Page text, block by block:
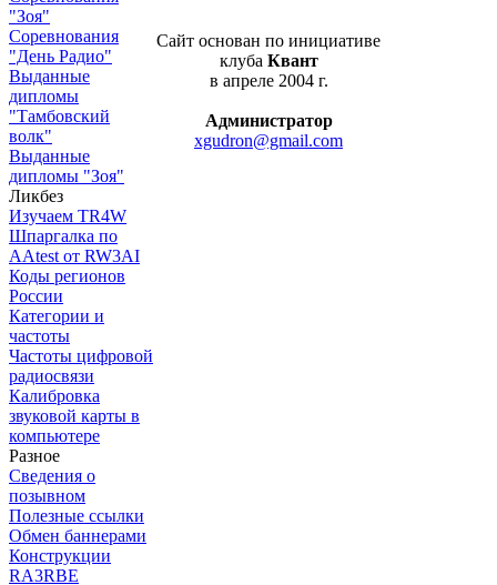
"Зоя"
Соревнования
"День Радио"
Выданные
дипломы
"Тамбовский
волк"
Выданные
дипломы "Зоя"
Ликбез
Изучаем TR4W
Шпаргалка по
AAtest от RW3AI
Коды регионов
России
Категории и
частоты
Частоты цифровой
радиосвязи
Калибровка
звуковой карты в
компьютере
Разное
Сведения о
позывном
Полезные ссылки
Обмен баннерами
Конструкции
RA3RBE
Сайт основан по инициативе
клуба Квант
в апреле 2004 г.
Администратор
xgudron@gmail.com